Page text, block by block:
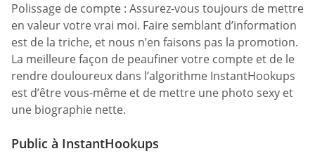
Polissage de compte : Assurez-vous toujours de mettre
en valeur votre vrai moi. Faire semblant d’information
est de la triche, et nous n’en faisons pas la promotion.
La meilleure façon de peaufiner votre compte et de le
rendre douloureux dans l’algorithme InstantHookups
est d’être vous-même et de mettre une photo sexy et
une biographie nette.
Public à InstantHookups